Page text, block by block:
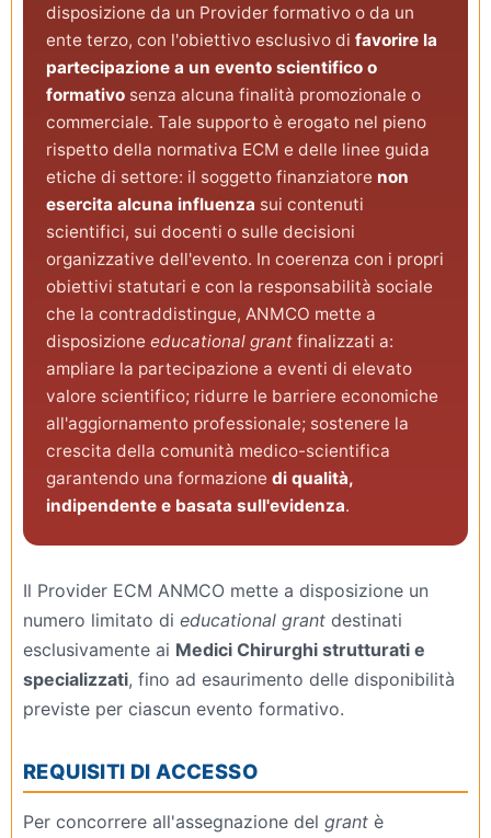
disposizione da un Provider formativo o da un
ente terzo, con l'obiettivo esclusivo di favorire la
partecipazione a un evento scientifico o
formativosenza alcuna finalità promozionale o
commerciale. Tale supporto è erogato nel pieno
rispetto della normativa ECM e delle linee guida
etiche di settore: il soggetto finanziatore non
esercita alcuna influenza sui contenuti
scientifici, sui docenti o sulle decisioni
organizzative dell'evento. In coerenza con i propri
obiettivi statutari e con la responsabilità sociale
che la contraddistingue, ANMCO mette a
disposizione educational grantfinalizzati a:
ampliare la partecipazione a eventi di elevato
valore scientifico; ridurre le barriere economiche
all'aggiornamento professionale; sostenere la
crescita della comunità medico-scientifica
garantendo una formazione di qualità,
indipendente e basata sull'evidenza.
Il Provider ECM ANMCO mette a disposizione un
numero limitato di educational grant destinati
esclusivamente ai Medici Chirurghi strutturati e
specializzati, fino ad esaurimento delle disponibilità
previste per ciascun evento formativo.
REQUISITI DI ACCESSO
Per concorrere all'assegnazione del grant è